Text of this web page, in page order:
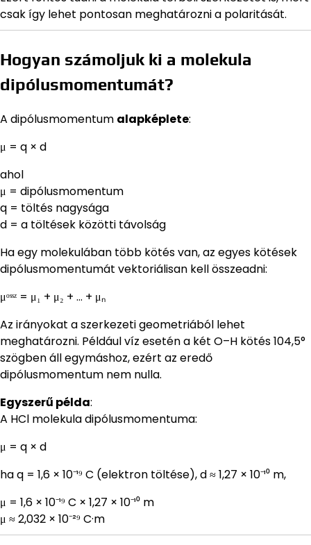
csak így lehet pontosan meghatározni a polaritását.
Hogyan számoljuk ki a molekula
dipólusmomentumát?
A dipólusmomentum alapképlete:
μ = q × d
ahol
μ = dipólusmomentum
q = töltés nagysága
d = a töltések közötti távolság
Ha egy molekulában több kötés van, az egyes kötések
dipólusmomentumát vektoriálisan kell összeadni:
μᵒˢˢᶻ = μ₁ + μ₂ + … + μₙ
Az irányokat a szerkezeti geometriából lehet
meghatározni. Például víz esetén a két O–H kötés 104,5°
szögben áll egymáshoz, ezért az eredő
dipólusmomentum nem nulla.
Egyszerű példa:
A HCl molekula dipólusmomentuma:
μ = q × d
ha q = 1,6 × 10⁻¹⁹ C (elektron töltése), d ≈ 1,27 × 10⁻¹⁰ m,
μ = 1,6 × 10⁻¹⁹ C × 1,27 × 10⁻¹⁰ m
μ ≈ 2,032 × 10⁻²⁹ C·m